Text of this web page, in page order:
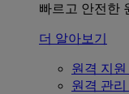
빠르고 안전한
더 알아보기
원격 지원
원격 관리